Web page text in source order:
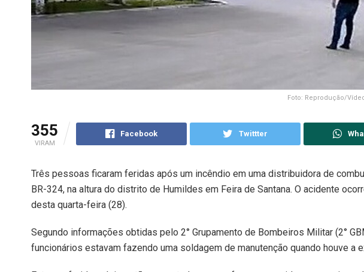
Foto: Reprodução/
355
VIRAM
Facebook Twittter
Três pessoas ficaram feridas após um incêndio em uma distribuidora de
BR-324, na altura do distrito de Humildes em Feira de Santana. O acidente
desta quarta-feira (28).
Segundo informações obtidas pelo 2° Grupamento de Bombeiros Militar (2°
funcionários estavam fazendo uma soldagem de manutenção quando houve a